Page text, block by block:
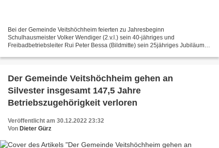
Bei der Gemeinde Veitshöchheim feierten zu Jahresbeginn
Schulhausmeister Volker Wendiger (2.v.l.) sein 40-jähriges und
Freibadbetriebsleiter Rui Peter Bessa (Bildmitte) sein 25jähriges Jubiläum
Der Gemeinde Veitshöchheim gehen an
Silvester insgesamt 147,5 Jahre
Betriebszugehörigkeit verloren
Veröffentlicht am 30.12.2022 23:32
Von Dieter Gürz